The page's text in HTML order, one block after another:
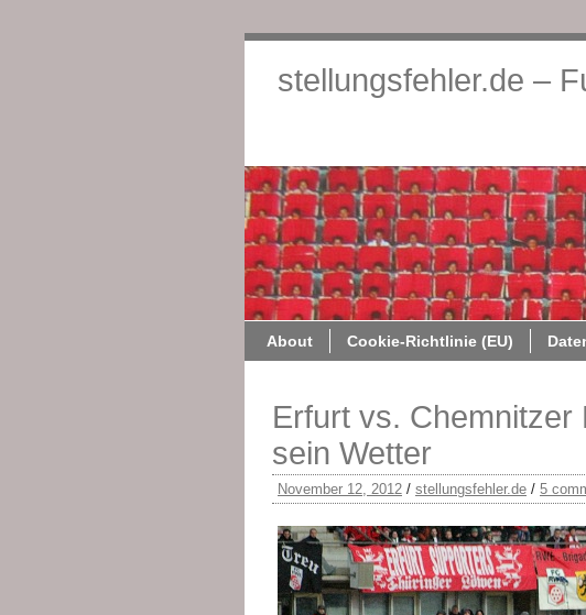
stellungsfehler.de –
About Cookie-Richtlinie (EU)
Erfurt vs. Chemnitzer
sein Wetter
November 12, 2012 / stellungsfehler.de / 5